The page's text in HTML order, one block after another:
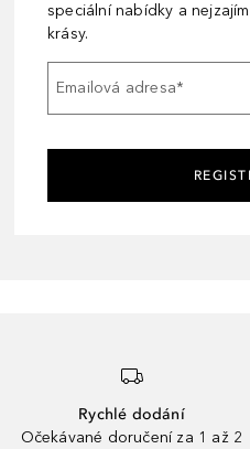
speciální nabídky a
krásy.
Emailová adresa*
Rychlé dodání
Očekávané doručení za 1 až 2